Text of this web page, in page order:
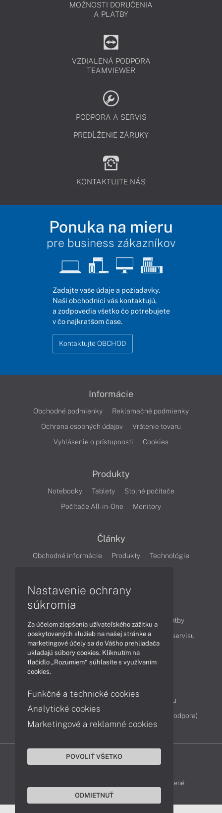
MOŽNOSTI DORUČENIA
A PLATBY
VZDIALENÁ PODPORA
TEAMVIEWER
PODPORA A SERVIS
PREDĹŽENIE ZÁRUKY
KONTAKTUJTE NÁS
Ponuka na mieru
pre business zákazníkov
Zadajte vaše údaje a požiadavky.
Naši obchodníci vás kontaktujú,
a zodpovedia všetko čo potrebujete
v čo najkratšom čase.
Kontaktujte OBCHOD
Informácie
Obchodné podmienky
Reklamačné podmienky
Ochrana osobných údajov
Vrátenie tovaru
Vyhlásenie o prístupnosti
Cookies
Produkty
Notebooky Tablety
Stolné počítače
Počítače All-in-One
Monitory
Články
Obchodné informácie Produkty
Technológie
Ako nakupovať
Možnosti doručenia a platby
Podpora a servis
Servisné služby Cenník servisu
Kontakty
Reklamácia tovaru
Diagnostiky online
TeamViewer (vzdialená podpora)
DELL-SHOP © 2011 - 2026 Všetky práva vyhradené
Nastavenie ochrany
súkromia
Za účelom zlepšenia užívateľského zážitku a
poskytovaných služieb na našej stránke a
marketingové účely sa do Vášho prehliadača
ukladajú súbory cookies. Kliknutím na
tlačidlo „Rozumiem“ súhlasíte s využívaním
cookies.
Funkčné a technické cookies
Analytické cookies
Marketingové a reklamné cookies
POVOLIŤ VŠETKO
ODMIETNUŤ